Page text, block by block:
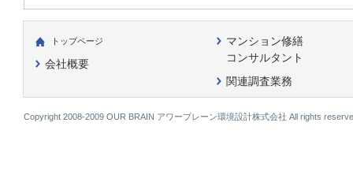
トップページ
会社概要
マンション修繕
コンサルタント
関連調査業務
Copyright 2008-2009 OUR BRAIN アワーブレーン環境設計株式会社 All rights